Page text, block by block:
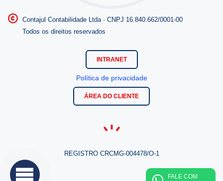
Contajul Contabilidade Ltda · CNPJ 16.840.662/0001-00
Todos os direitos reservados
INTRANET
Política de privacidade
ÁREA DO CLIENTE
REGISTRO CRCMG-004478/O-1
FALE COM